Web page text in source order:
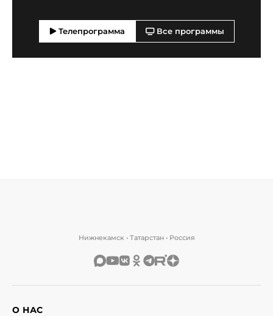
Телепрограмма Все программы
Нижнекамск • Татарстан • Россия
О НАС